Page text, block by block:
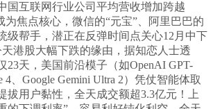
互联网行业公司平均营收增加跨越
为焦点核心，微信的“元宝”、阿里巴巴的
级帮手，潜正在反弹时间点关心12月中下
港股大幅下跌的缘由，据知恋人士透
23天，美国前沿模子（如OpenAI GPT-
4、Google Gemini Ultra 2）凭仗智能体取
拔用户黏性，全天成交额超3.3亿元！上